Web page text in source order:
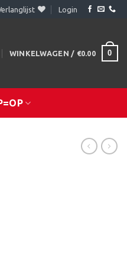
Login
WINKELWAGEN / €0.00 0